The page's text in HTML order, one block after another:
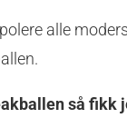
alle
så